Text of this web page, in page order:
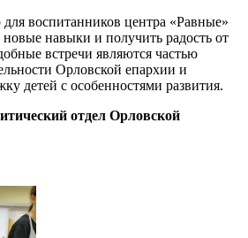
воспитанников центра «Равные»
навыки и получить радость от
встречи являются частью
Орловской епархии и
детей с особенностями развития.
отдел Орловской